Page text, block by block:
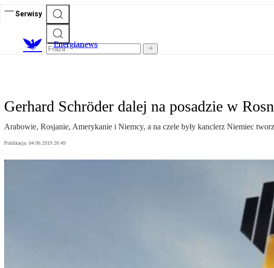
Serwisy
Energianews
Gerhard Schröder dalej na posadzie w
Arabowie, Rosjanie, Amerykanie i Niemcy, a na czele były kanclerz Niemiec
Publikacja: 04.06.2019 20:49